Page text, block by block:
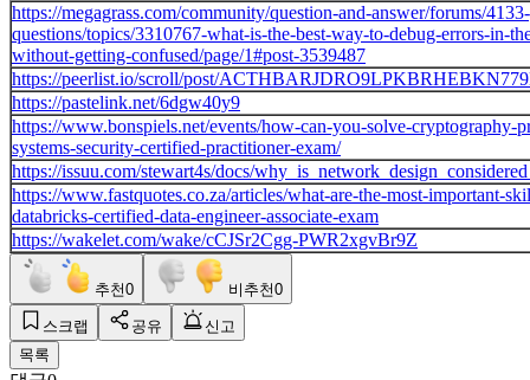
https://megagrass.com/community/question-and-answer/forums/
questions/topics/3310767-what-is-the-best-way-to-debug-errors-in-
without-getting-confused/page/1#post-3539487
https://peerlist.io/scroll/post/
https://pastelink.net/6dgw40y9
https://www.bonspiels.net/events/how-can-you-solve-cryptography-
systems-security-certified-practitioner-exam/
https://issuu.com/stewart4s/docs/
https://www.fastquotes.co.za/articles/what-are-the-most-important-
databricks-certified-data-engineer-associate-exam
https://wakelet.com/wake/cCJSr2Cgg-PWR2xgvBr9Z
추천0 비추천0
스크랩 공유
신고
목록